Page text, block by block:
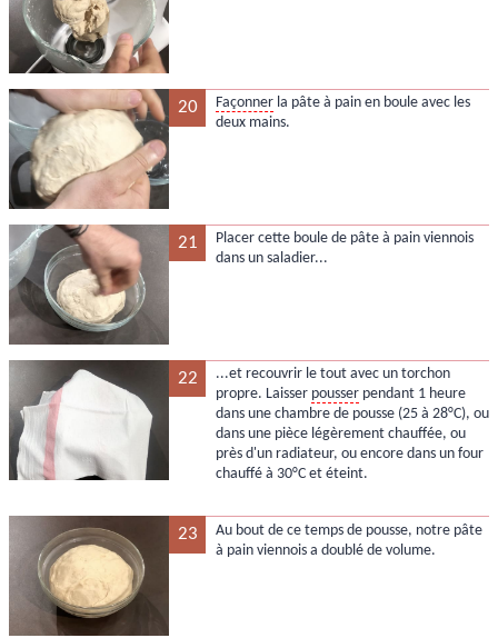
20 Façonnerla pâte à pain en boule avec les
deux mains.
21
Placer cette boule de pâte à pain viennois
dans un saladier...
22
...et recouvrir le tout avec un torchon
propre. Laisser pousserpendant 1 heure
dans une chambre de pousse (25 à 28°C), ou
dans une pièce légèrement chauffée, ou
près d'un radiateur, ou encore dans un four
chauffé à 30°C et éteint.
23
Au bout de ce temps de pousse, notre pâte
à pain viennois a doublé de volume.